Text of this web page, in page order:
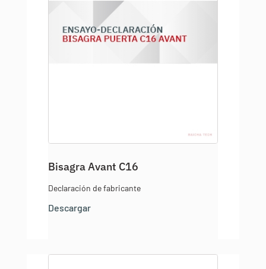
Bisagra Avant C16
Declaración de fabricante
Descargar